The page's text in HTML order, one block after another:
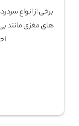
برخی از انواع
های مغزی مانند